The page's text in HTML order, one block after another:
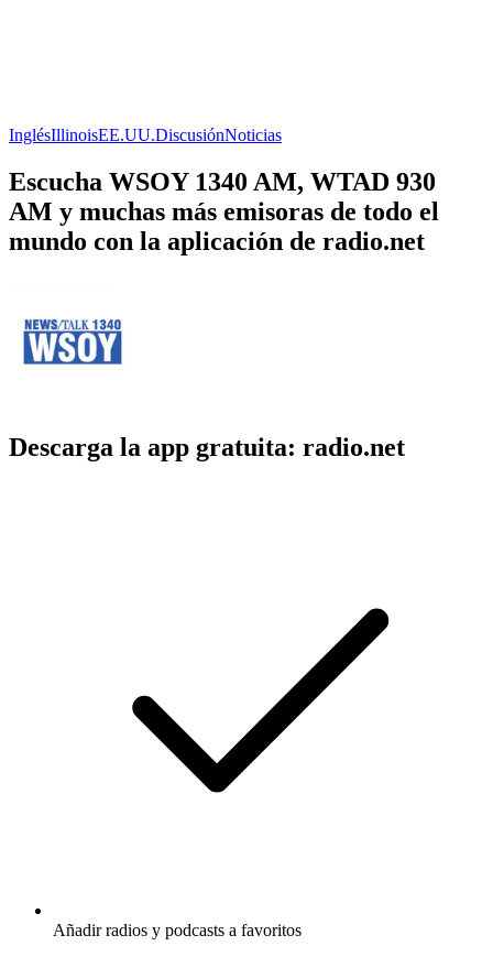
InglésIllinoisEE.UU.DiscusiónNoticias
Escucha WSOY 1340 AM, WTAD 930
AM y muchas más emisoras de todo el
mundo con la aplicación de radio.net
Descarga la app gratuita: radio.net
Añadir radios y podcasts a favoritos